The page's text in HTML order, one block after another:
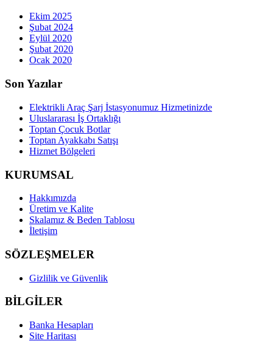
Ekim 2025
Şubat 2024
Eylül 2020
Şubat 2020
Ocak 2020
Son Yazılar
Elektrikli Araç Şarj İstasyonumuz Hizmetinizde
Uluslararası İş Ortaklığı
Toptan Çocuk Botlar
Toptan Ayakkabı Satışı
Hizmet Bölgeleri
KURUMSAL
Hakkımızda
Üretim ve Kalite
Skalamız & Beden Tablosu
İletişim
SÖZLEŞMELER
Gizlilik ve Güvenlik
BİLGİLER
Banka Hesapları
Site Haritası